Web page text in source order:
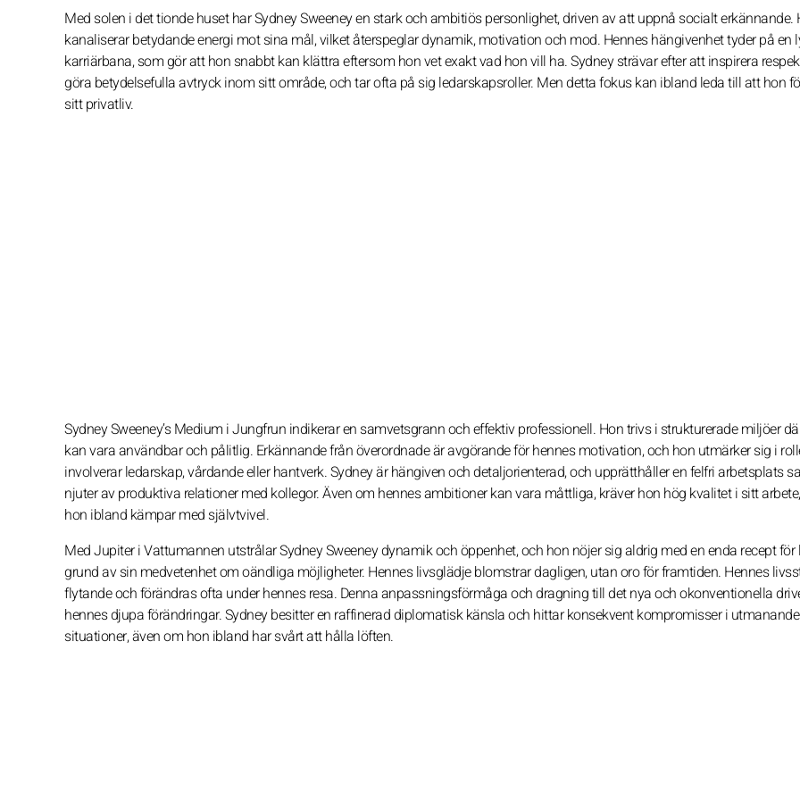
Med solen i det tionde huset har Sydney Sweeney en stark och ambitiös personlighet, driven av att uppnå socialt erkännande.
kanaliserar betydande energi mot sina mål, vilket återspeglar dynamik, motivation och mod. Hennes hängivenhet tyder på en
karriärbana, som gör att hon snabbt kan klättra eftersom hon vet exakt vad hon vill ha. Sydney strävar efter att inspirera
göra betydelsefulla avtryck inom sitt område, och tar ofta på sig ledarskapsroller. Men detta fokus kan ibland leda till att hon
sitt privatliv.
Sydney Sweeney’s Medium i Jungfrun indikerar en samvetsgrann och effektiv professionell. Hon trivs i strukturerade miljöer
kan vara användbar och pålitlig. Erkännande från överordnade är avgörande för hennes motivation, och hon utmärker sig i
involverar ledarskap, vårdande eller hantverk. Sydney är hängiven och detaljorienterad, och upprätthåller en felfri arbetsplats
njuter av produktiva relationer med kollegor. Även om hennes ambitioner kan vara måttliga, kräver hon hög kvalitet i sitt
hon ibland kämpar med självtvivel.
Med Jupiter i Vattumannen utstrålar Sydney Sweeney dynamik och öppenhet, och hon nöjer sig aldrig med en enda recept för
grund av sin medvetenhet om oändliga möjligheter. Hennes livsglädje blomstrar dagligen, utan oro för framtiden. Hennes
flytande och förändras ofta under hennes resa. Denna anpassningsförmåga och dragning till det nya och okonventionella
hennes djupa förändringar. Sydney besitter en raffinerad diplomatisk känsla och hittar konsekvent kompromisser i utmanande
situationer, även om hon ibland har svårt att hålla löften.